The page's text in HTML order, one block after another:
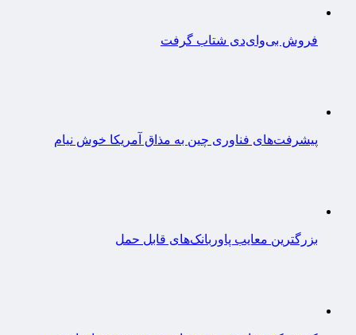
فروش بی‌وای‌دی شتاب گرفت
پیشرفت‌های فناوری چین به مذاق آمریکا خوش نیام
بزرگترین معایب پاوربانک‌های قابل حمل